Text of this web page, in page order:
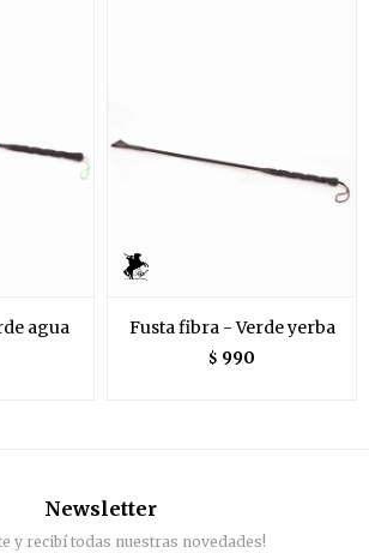
agua Fusta fibra - Verde yerba
$ 990
Newsletter
y recibí todas nuestras novedades!